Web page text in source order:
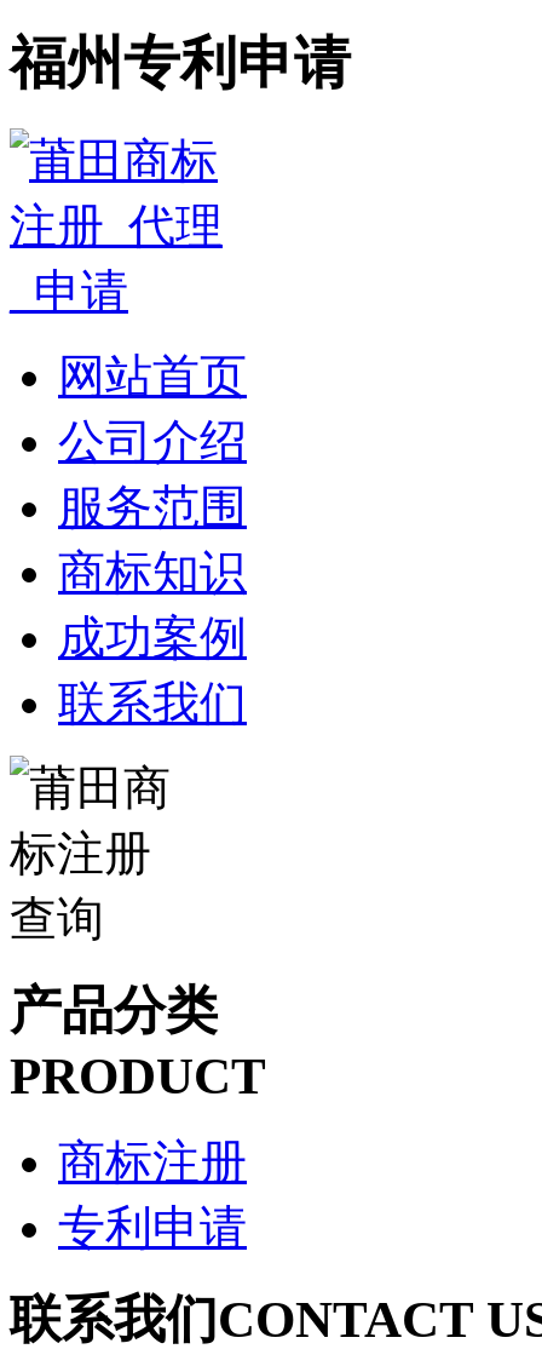
福州专利申请
网站首页
公司介绍
服务范围
商标知识
成功案例
联系我们
产品分类
PRODUCT
商标注册
专利申请
联系我们CONTACT